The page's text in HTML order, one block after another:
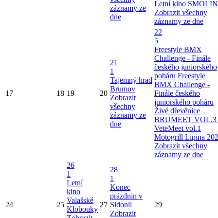
záznamy ze
dne
Letní kino
Zobrazit všechny
záznamy ze dne
17 18 19 20
21
1
Tajemný hrad
Brumov
Zobrazit
všechny
záznamy ze
dne
22
5
Freestyle BMX
Challenge - Finále
českého juniorského
poháru Freestyle
BMX Challenge -
Finále českého
juniorského poháru
Živé dřevěnice
BRUMEET VOL.3
VeteMeet vol.1
Motogrill Lipina
Zobrazit všechny
záznamy ze dne
24 25
26
1
Letní
kino
Valašské
Klobouky
27
28
1
Konec
prázdnin v
Sidonii
Zobrazit
29